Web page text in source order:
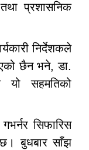
प्रशासनिक
निर्देशकले
छैन भने, डा.
सहमतिको
सिफारिस
छ। बुधबार साँझ